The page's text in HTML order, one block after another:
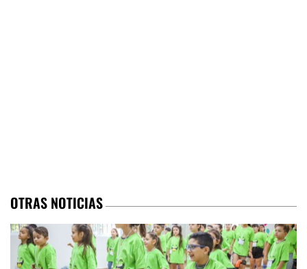
OTRAS NOTICIAS